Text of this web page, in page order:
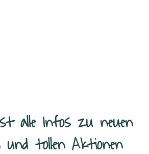
alle Infos zu neuen
und tollen Aktionen